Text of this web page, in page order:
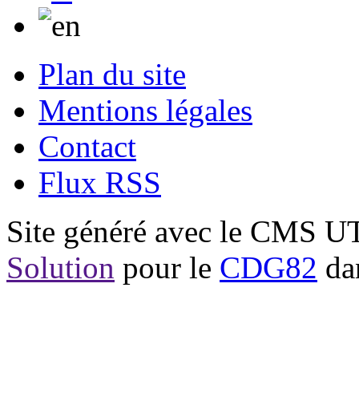
Plan du site
Mentions légales
Contact
Flux RSS
Site généré avec le CMS
Solution pour le CDG82